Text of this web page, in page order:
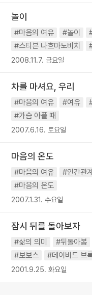
놀이
#마음의 여유 #놀이
#스티븐 나흐마노비치
2008.11.7. 금요일
차를 마셔요, 우리
#마음의 여유 #여유
#가슴 아플 때
2007.6.16. 토요일
마음의 온도
#마음의 여유 #인간관계
#마음의 온도
2007.1.31. 수요일
잠시 뒤를 돌아보자
#삶의 의미 #뒤돌아봄
#보보스
#데이비드 브
2001.9.25. 화요일